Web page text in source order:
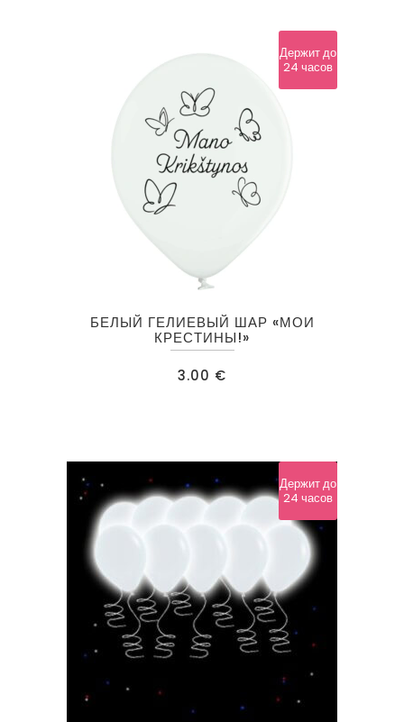
БЕЛЫЙ ГЕЛИЕВЫЙ ШАР «МОИ
КРЕСТИНЫ!»
3.00 €
Держит до
24 часов
Держит до
24 часов